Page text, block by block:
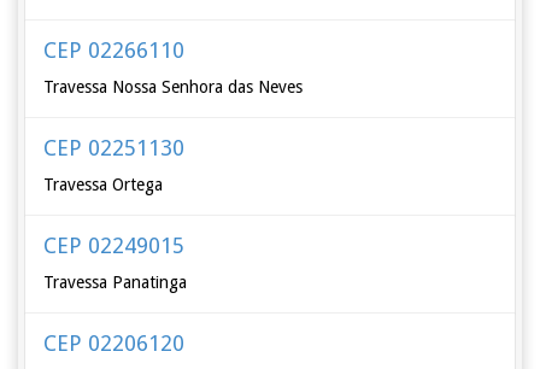
CEP 02266110
Travessa Nossa Senhora das Neves
CEP 02251130
Travessa Ortega
CEP 02249015
Travessa Panatinga
CEP 02206120